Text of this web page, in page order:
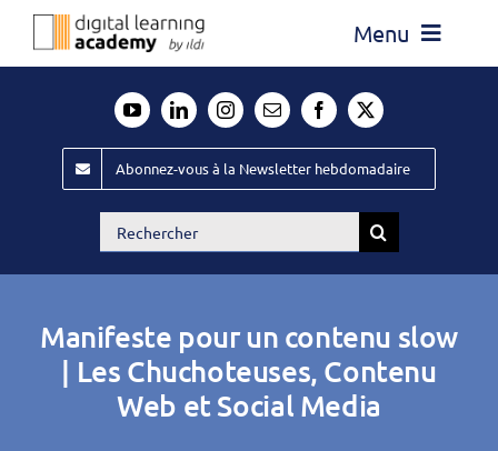
Passer
Menu
Évènements ILDI
Offres d’emploi
Publiez
Abonnez-vous à la Newsletter hebdomadaire
Rechercher:
Manifeste pour un contenu slow
| Les Chuchoteuses, Contenu
Web et Social Media